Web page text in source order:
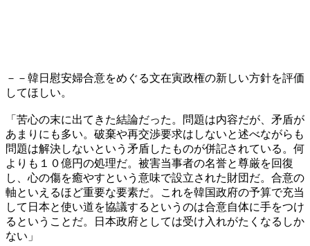
－－韓日慰安婦合意をめぐる文在寅政権の新しい方針を評価
してほしい。
「苦心の末に出てきた結論だった。問題は内容だが、矛盾が
あまりにも多い。破棄や再交渉要求はしないと述べながらも
問題は解決しないという矛盾したものが併記されている。何
よりも１０億円の処理だ。被害当事者の名誉と尊厳を回復
し、心の傷を癒やすという意味で設立された財団だ。合意の
軸といえるほど重要な要素だ。これを韓国政府の予算で充当
して日本と使い道を協議するというのは合意自体に手をつけ
るということだ。日本政府としては受け入れがたくなるしか
ない」